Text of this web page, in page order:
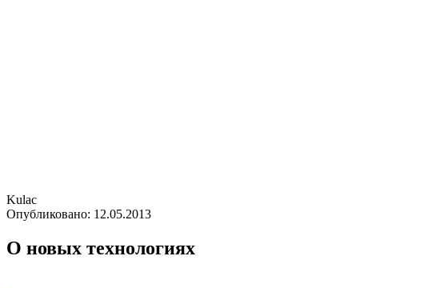
Kulac
Опубликовано: 12.05.2013
О новых технологиях